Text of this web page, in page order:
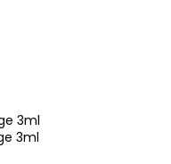
3ml
3ml